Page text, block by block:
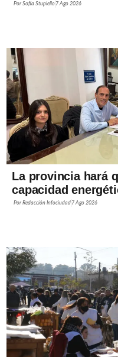
PorSofía Stupiello 7 Ago 2026
La provincia hará
capacidad
PorRedacción Infociudad 7 Ago 2026